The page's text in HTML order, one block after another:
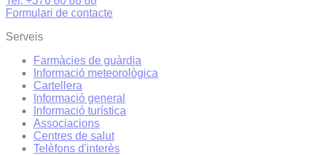
Formulari de contacte
Serveis
Farmàcies de guàrdia
Informació meteorològica
Cartellera
Informació general
Informació turística
Associacions
Centres de salut
Telèfons d'interès